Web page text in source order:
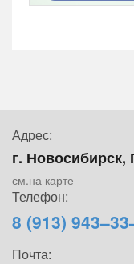
Адрес:
г. Новосибирск,
см.на карте
Телефон:
8 (913)
Почта: